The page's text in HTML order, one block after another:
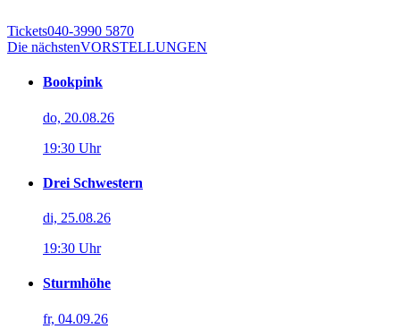
Tickets040-3990 5870
Die nächstenVORSTELLUNGEN
Bookpink
do, 20.08.26
19:30 Uhr
Drei Schwestern
di, 25.08.26
19:30 Uhr
Sturmhöhe
fr, 04.09.26